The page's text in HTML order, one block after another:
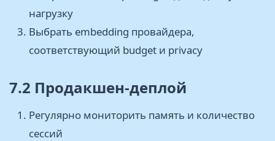
нагрузку
Выбрать embedding провайдера,
соответствующий budget и privacy
7.2 Продакшен-деплой
Регулярно мониторить память и количество
сессий